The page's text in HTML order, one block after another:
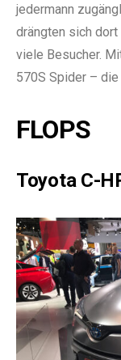
jedermann
drängten sich
viele Besucher.
570S Spider –
FLOPS
Toyota C-